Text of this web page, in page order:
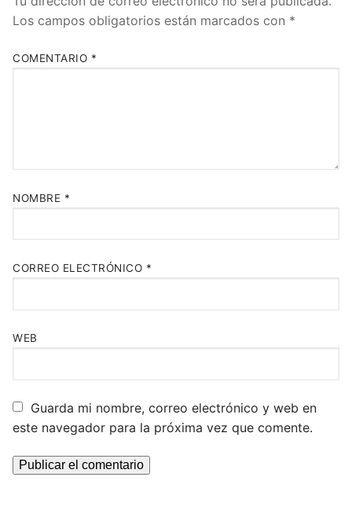
Los campos obligatorios están marcados con *
COMENTARIO *
NOMBRE *
CORREO ELECTRÓNICO *
WEB
Guarda mi nombre, correo electrónico y web en
este navegador para la próxima vez que comente.